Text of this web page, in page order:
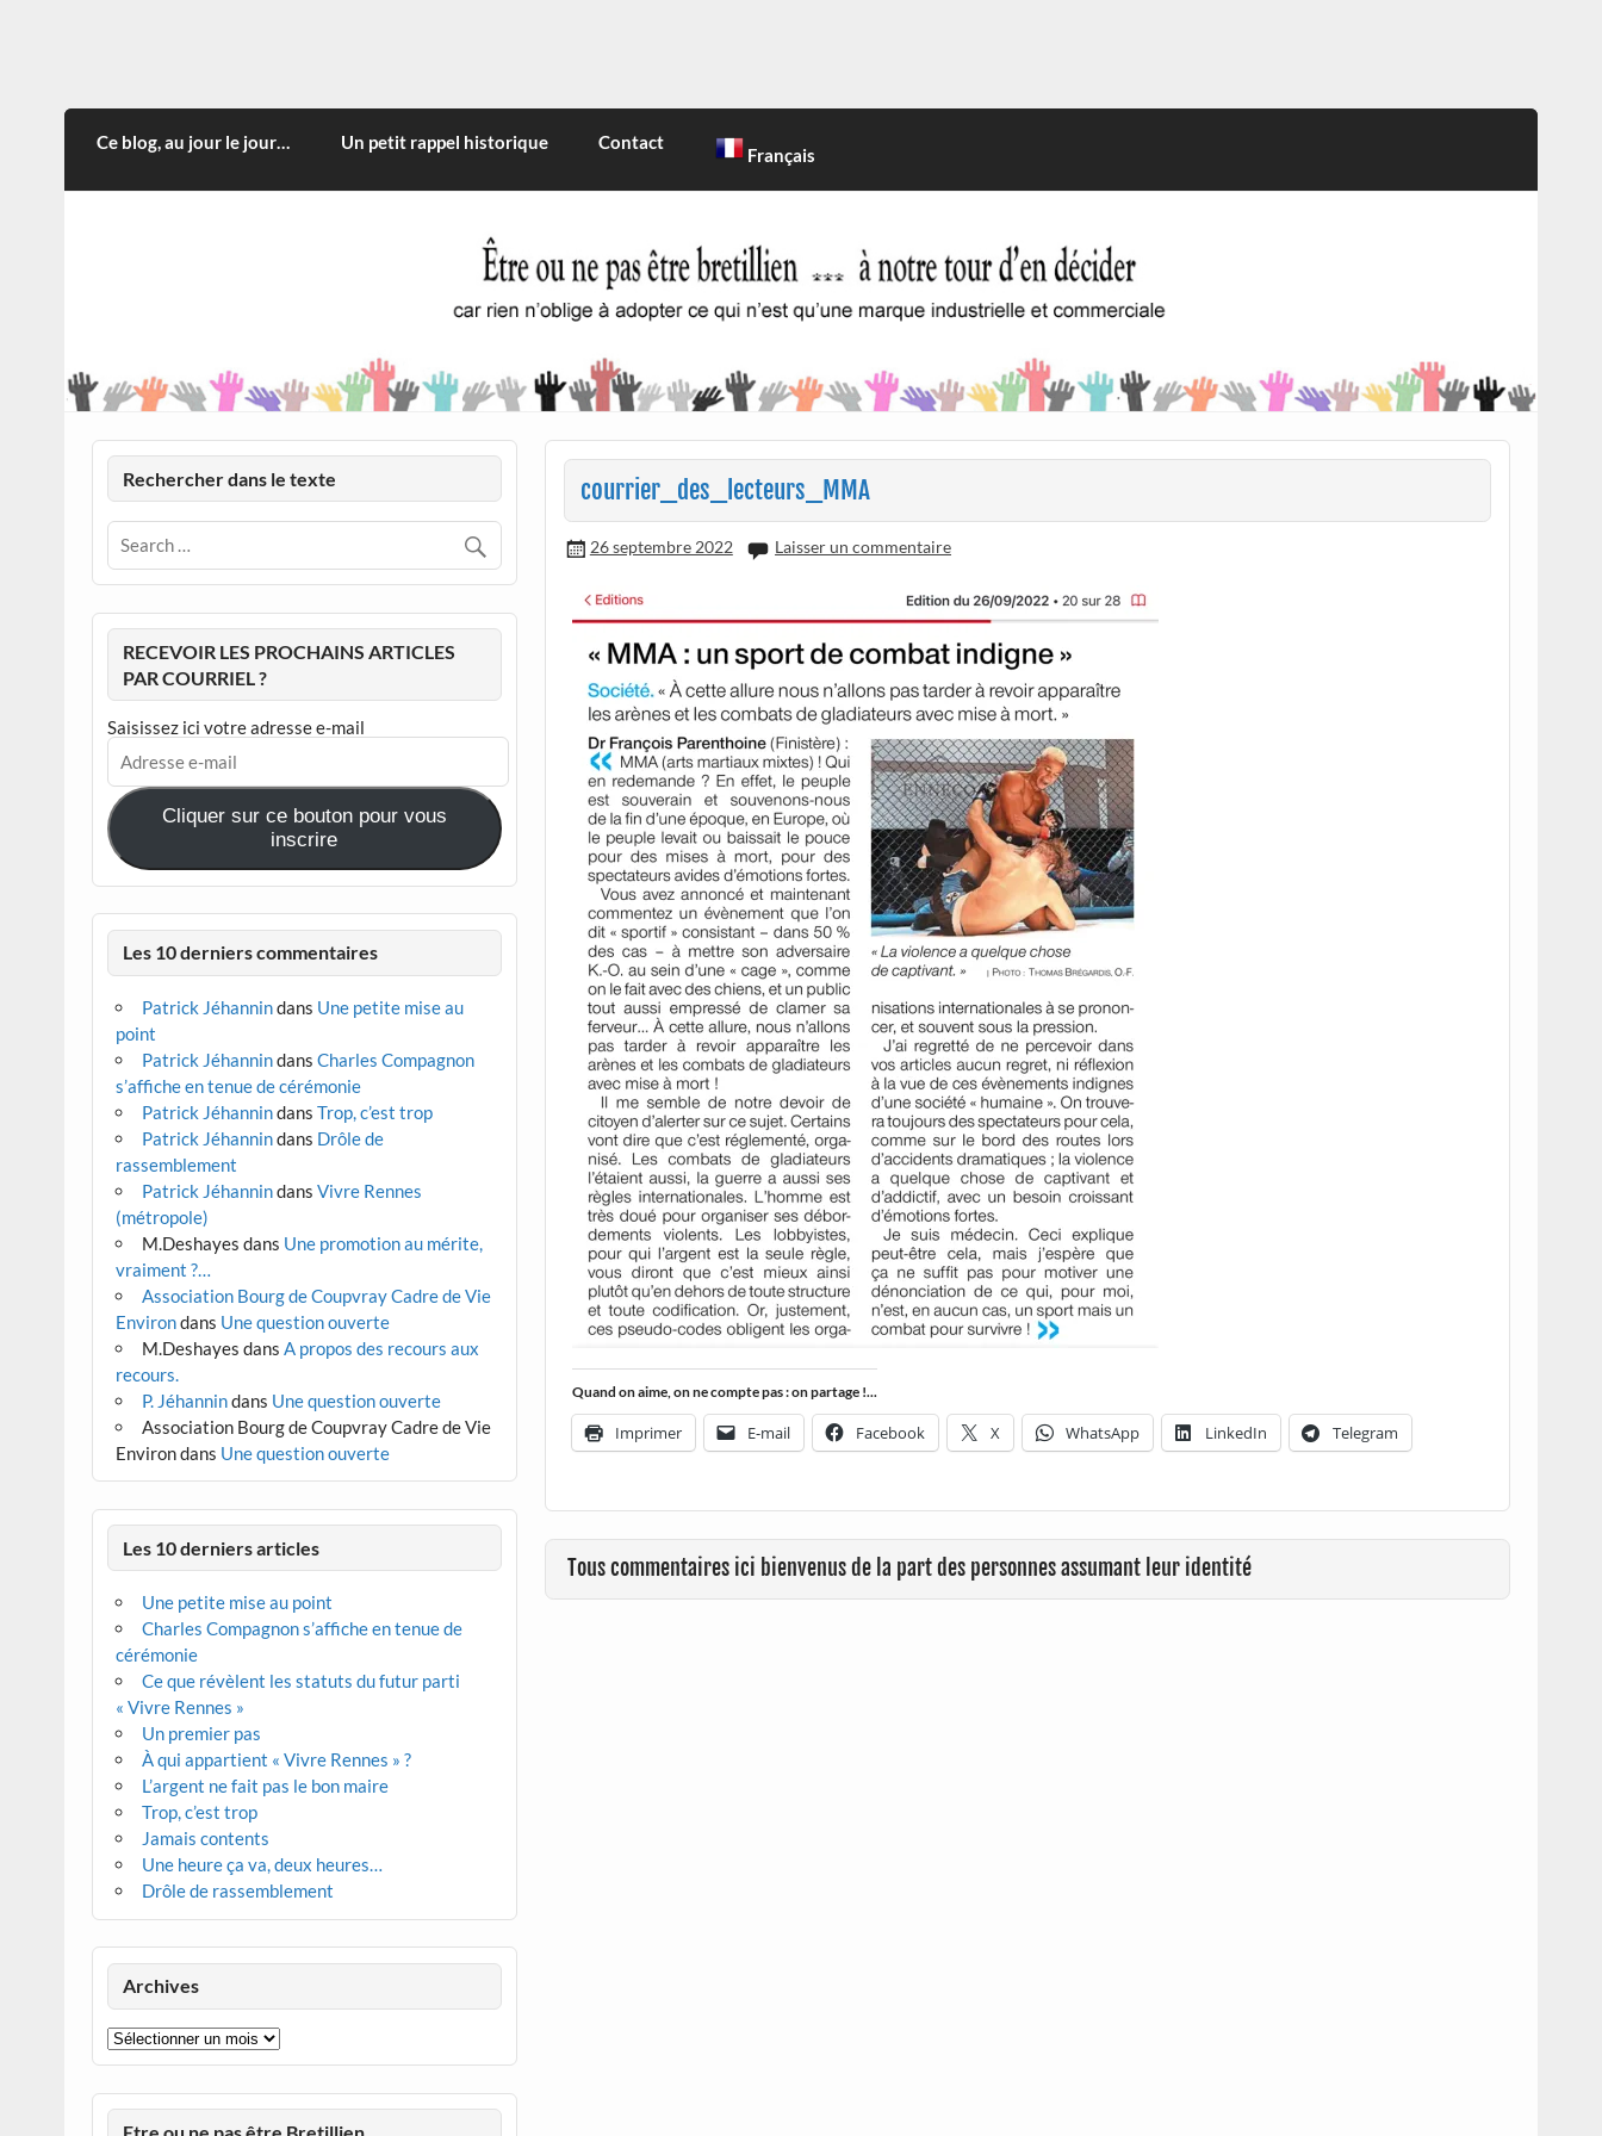
CITOYEN D'ILLE-ET-VILAINE
Ce blog, au jour le jour… Un petit rappel historique Contact
Français
courrier_des_lecteurs_MMA
26 septembre 2022 Laisser un commentaire
Quand on aime, on ne compte pas : on partage !...
Imprimer E-mail Facebook X WhatsApp LinkedIn Telegram
Tous commentaires ici bienvenus de la part des personnes assumant leur identité
Rechercher dans le texte
RECEVOIR LES PROCHAINS ARTICLES
PAR COURRIEL ?
Saisissez ici votre adresse e-mail
Adresse
e-
mail
Cliquer sur ce bouton pour vous
inscrire
Les 10 derniers commentaires
Patrick Jéhannindans Une petite mise au
point
Patrick Jéhannindans Charles Compagnon
s’affiche en tenue de cérémonie
Patrick Jéhannindans Trop, c’est trop
Patrick Jéhannindans Drôle de
rassemblement
Patrick Jéhannindans Vivre Rennes
(métropole)
M.Deshayes dans Une promotion au mérite,
vraiment ?…
Association Bourg de Coupvray Cadre de Vie
Environdans Une question ouverte
M.Deshayes dans A propos des recours aux
recours.
P. Jéhannindans Une question ouverte
Association Bourg de Coupvray Cadre de Vie
Environdans Une question ouverte
Les 10 derniers articles
Une petite mise au point
Charles Compagnon s’affiche en tenue de
cérémonie
Ce que révèlent les statuts du futur parti
« Vivre Rennes »
Un premier pas
À qui appartient « Vivre Rennes » ?
L’argent ne fait pas le bon maire
Trop, c’est trop
Jamais contents
Une heure ça va, deux heures…
Drôle de rassemblement
Archives
Archives
Etre ou ne pas être Bretillien